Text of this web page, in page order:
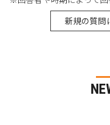
新規の質問